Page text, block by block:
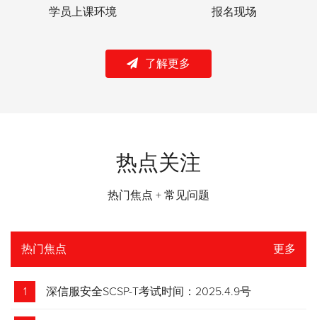
学员上课环境 报名现场
了解更多
热点关注
热门焦点 + 常见问题
热门焦点 更多
1 深信服安全SCSP-T考试时间：2025.4.9号